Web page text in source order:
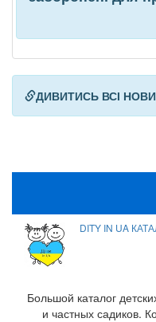
ДИВИТИСЬ ВСІ
DITY IN UA
Большой каталог
и частных садиков.